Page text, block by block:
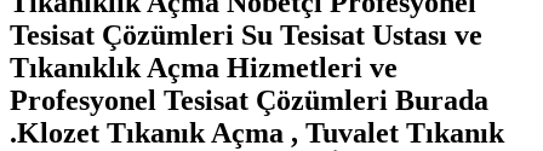
Tesisat Çözümleri Su Tesisat Ustası ve
Tıkanıklık Açma Hizmetleri ve
Profesyonel Tesisat Çözümleri Burada
.Klozet Tıkanık Açma , Tuvalet Tıkanık